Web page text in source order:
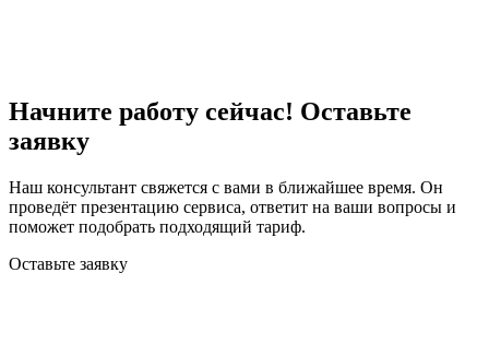
Начните работу сейчас! Оставьте
заявку
Наш консультант свяжется с вами в ближайшее время. Он
проведёт презентацию сервиса, ответит на ваши вопросы и
поможет подобрать подходящий тариф.
Оставьте заявку